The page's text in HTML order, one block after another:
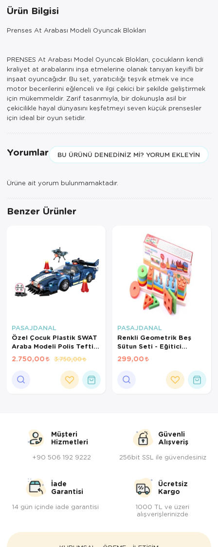
Ürün Bilgisi
Prenses At Arabası Modeli Oyuncak Blokları
PRENSES At Arabası Model Oyuncak Blokları, çocukların kendi
kraliyet at arabalarını inşa etmelerine olanak tanıyan keyifli bir
inşaat oyuncağıdır. Bu set, yaratıcılığı teşvik etmek ve ince
motor becerilerini eğlenceli ve ilgi çekici bir şekilde geliştirmek
için mükemmeldir. Zarif tasarımıyla, bir dokunuşla asil bir
çekicilikle hayal dünyasını keşfetmeyi seven küçük prensesler
için ideal bir oyun setidir.
Yorumlar BU ÜRÜNÜ DENEDINIZ MI? YORUM EKLEYIN
Ürüne ait yorum bulunmamaktadır.
Benzer Ürünler
PASAJDANAL
Özel Çocuk Plastik SWAT
Araba Modeli Polis Teftiş
Ekibi
2.750,00 3.750,00
PASAJDANAL
Renkli Geometrik Beş
Sütun Seti - Eğitici
Oyuncaklar
299,00
Müşteri
Hizmetleri
+90 506 192 9222
Güvenli
Alışveriş
256bit SSL ile güvendesiniz
İade
Garantisi
14 gün içinde iade garantisi
Ücretsiz
Kargo
1000 TL ve üzeri
alışverişlerinizde